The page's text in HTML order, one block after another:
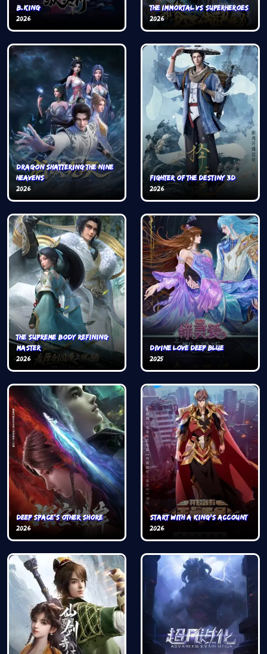
B.King
2026
The Immortal VS Superheroes
2026
Dragon Shattering the Nine
Heavens
2026
Fighter of the Destiny 3D
2026
The Supreme Body Refining
Master
2026
Divine love Deep blue
2025
Deep Space's Other Shore
2026
Start with a King’s Account
2026